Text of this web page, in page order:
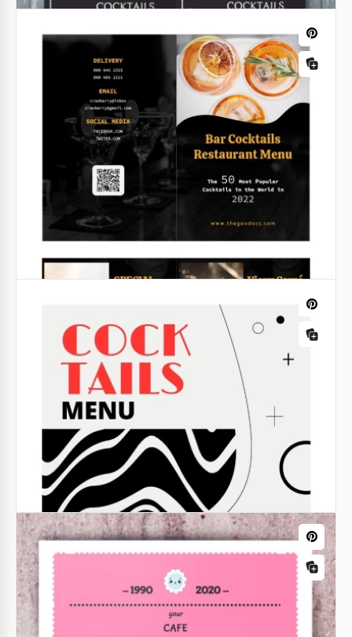
Barre de menu merveilleuse
Votre barre de menu comprend de nombreux
cocktails fantastiques et vous voulez que plus de
gens les commandent? Nous avons une excellente
idée.
Google Docs
Menu du bar à cocktails et du
restaurant